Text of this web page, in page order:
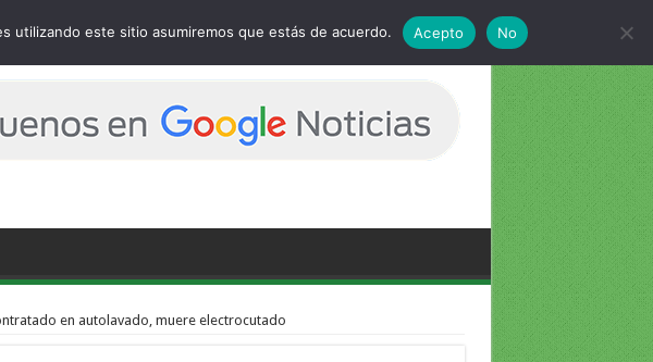
en autolavado, muere electrocutado
utilizando este sitio asumiremos que estás de acuerdo. Acepto No